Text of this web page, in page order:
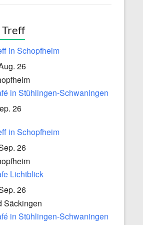
in Schopfheim
26
in Stühlingen-Schwaningen
26
in Schopfheim
26
Lichtblick
26
Säckingen
in Stühlingen-Schwaningen